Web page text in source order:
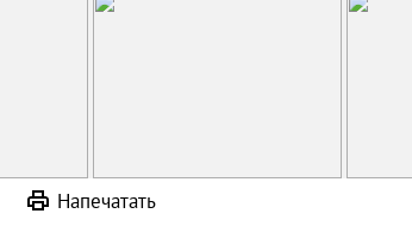
Напечатать